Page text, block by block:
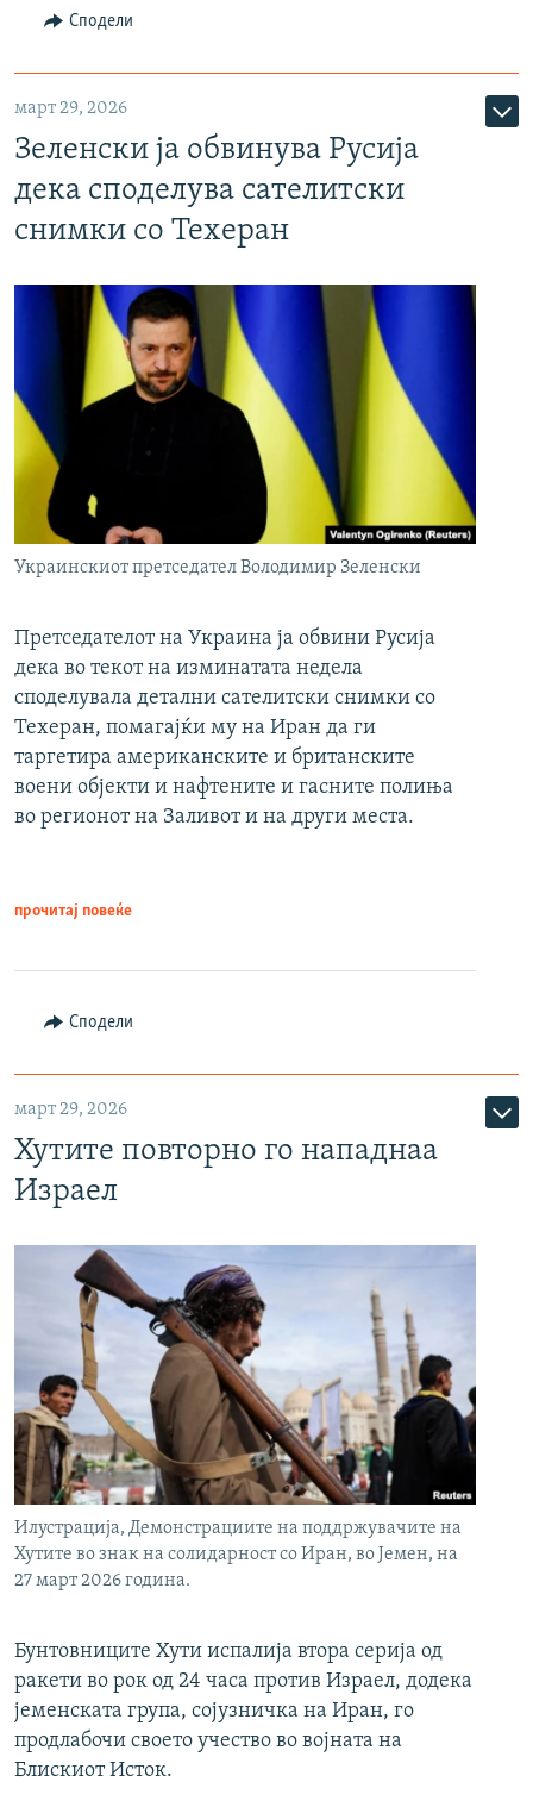
Сподели
март 29, 2026
Зеленски ја обвинува Русија
дека споделува сателитски
снимки со Техеран
Украинскиот претседател Володимир Зеленски
Претседателот на Украина ја обвини Русија
дека во текот на изминатата недела
споделувала детални сателитски снимки со
Техеран, помагајќи му на Иран да ги
таргетира американските и британските
воени објекти и нафтените и гасните полиња
во регионот на Заливот и на други места.
прочитај повеќе
Сподели
март 29, 2026
Хутите повторно го нападнаа
Израел
Илустрација, Демонстрациите на поддржувачите на
Хутите во знак на солидарност со Иран, во Јемен, на
27 март 2026 година.
Бунтовниците Хути испалија втора серија од
ракети во рок од 24 часа против Израел, додека
јеменската група, сојузничка на Иран, го
продлабочи своето учество во војната на
Блискиот Исток.